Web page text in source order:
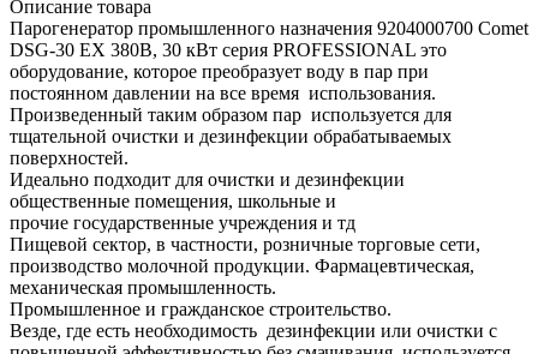
Описание товара
Парогенератор промышленного назначения 9204000700 Comet
DSG-30 EX 380В, 30 кВт серия PROFESSIONAL это
оборудование, которое преобразует воду в пар при
постоянном давлении на все время использования.
Произведенный таким образом пар используется для
тщательной очистки и дезинфекции обрабатываемых
поверхностей.
Идеально подходит для очистки и дезинфекции
общественные помещения, школьные и
прочие государственные учреждения и тд
Пищевой сектор, в частности, розничные торговые сети,
производство молочной продукции. Фармацевтическая,
механическая промышленность.
Промышленное и гражданское строительство.
Везде, где есть необходимость дезинфекции или очистки с